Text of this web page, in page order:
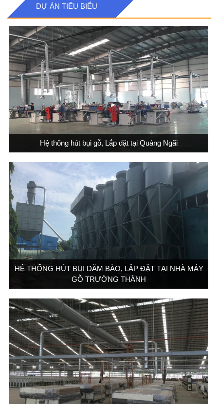
DỰ ÁN TIÊU BIỂU
Hệ thống hút bụi gỗ, Lắp đặt tại Quảng Ngãi
HỆ THỐNG HÚT BỤI DĂM BÀO, LẮP ĐẶT TẠI NHÀ MÁY
GỖ TRƯỜNG THÀNH